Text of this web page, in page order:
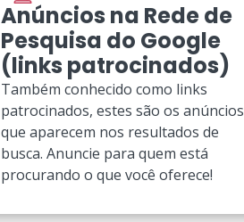
Anúncios na Rede de
Pesquisa do Google
(links patrocinados)
Também conhecido como links
patrocinados, estes são os anúncios
que aparecem nos resultados de
busca. Anuncie para quem está
procurando o que você oferece!